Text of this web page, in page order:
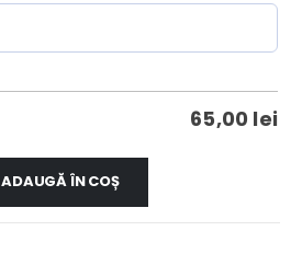
65,00 lei
ADAUGĂ ÎN COȘ